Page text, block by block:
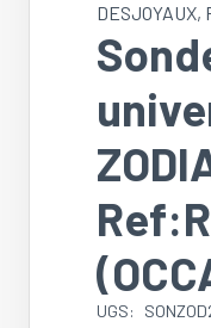
DESJOYAUX,
UGS: